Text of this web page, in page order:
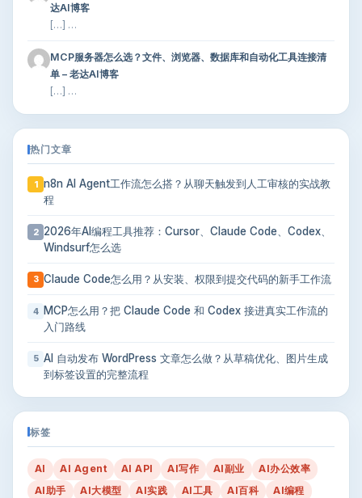
达AI博客
[…] …
MCP服务器怎么选？文件、浏览器、数据库和自动化工具连接清
单 – 老达AI博客
[…] …
热门文章
1 n8n AI Agent工作流怎么搭？从聊天触发到人工审核的实战教
程
2 2026年AI编程工具推荐：Cursor、Claude Code、Codex、
Windsurf怎么选
3 Claude Code怎么用？从安装、权限到提交代码的新手工作流
4
MCP怎么用？把 Claude Code 和 Codex 接进真实工作流的
入门路线
5 AI 自动发布 WordPress 文章怎么做？从草稿优化、图片生成
到标签设置的完整流程
标签
AI AI Agent AI API AI写作 AI副业
AI办公效率
AI助手
AI大模型 AI实践 AI工具 AI百科
AI编程